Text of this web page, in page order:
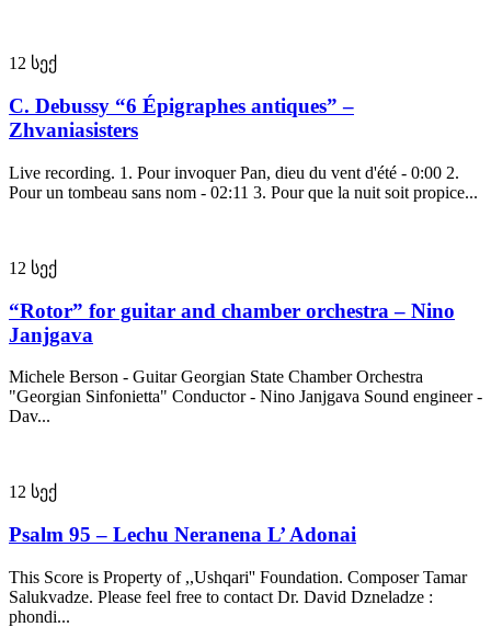
12 სექ
C. Debussy “6 Épigraphes antiques” –
Zhvaniasisters
Live recording. 1. Pour invoquer Pan, dieu du vent d'été - 0:00 2.
Pour un tombeau sans nom - 02:11 3. Pour que la nuit soit propice...
12 სექ
“Rotor” for guitar and chamber orchestra – Nino
Janjgava
Michele Berson - Guitar Georgian State Chamber Orchestra
"Georgian Sinfonietta" Conductor - Nino Janjgava Sound engineer -
Dav...
12 სექ
Psalm 95 – Lechu Neranena L’ Adonai
This Score is Property of ,,Ushqari'' Foundation. Composer Tamar
Salukvadze. Please feel free to contact Dr. David Dzneladze :
phondi...